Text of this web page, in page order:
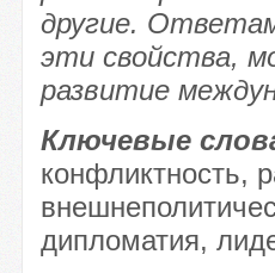
другие.
эти свойства,
развитие
Ключевые
конфликтность,
дипломатия,